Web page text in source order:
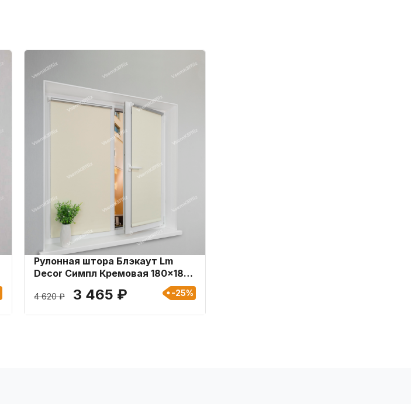
Рулонная штора Блэкаут Lm
Decor Симпл Кремовая 180x185
4 620 ₽ 3 465 ₽ -25%